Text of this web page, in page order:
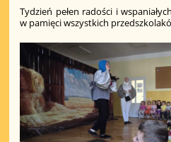
Tydzień pełen radości i
w pamięci wszystkich